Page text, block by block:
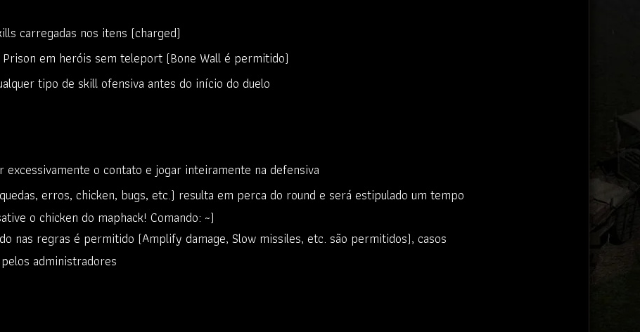
carregadas nos itens (charged)
em heróis sem teleport (Bone Wall é permitido)
tipo de skill ofensiva antes do início do duelo
excessivamente o contato e jogar inteiramente na defensiva
erros, chicken, bugs, etc.) resulta em perca do round e será estipulado um tempo
o chicken do maphack! Comando: ~)
nas regras é permitido (Amplify damage, Slow missiles, etc. são permitidos), casos
administradores